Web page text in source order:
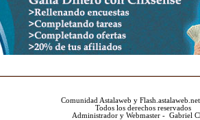
Comunidad Astalaweb y
Todos los derechos reservados
Administrador y Webmaster - Gabriel